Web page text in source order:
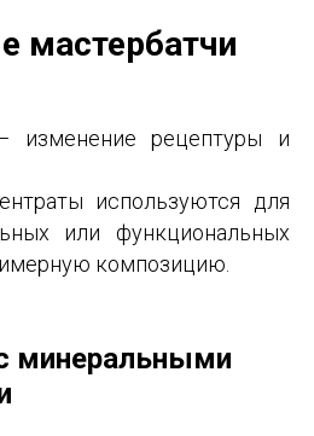
мастербатчи
изменение рецептуры и
используются для
или функциональных
композицию.
минеральными